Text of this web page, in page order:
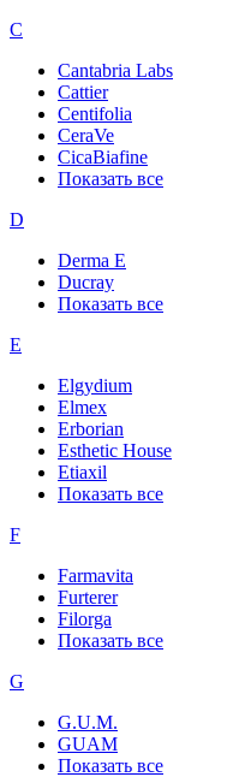
C
Cantabria Labs
Cattier
Centifolia
CeraVe
CicaBiafine
Показать все
D
Derma E
Ducray
Показать все
E
Elgydium
Elmex
Erborian
Esthetic House
Etiaxil
Показать все
F
Farmavita
Furterer
Filorga
Показать все
G
G.U.M.
GUAM
Показать все